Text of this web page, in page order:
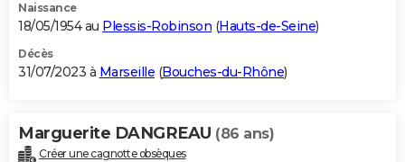
Naissance
18/05/1954 au Plessis-Robinson (Hauts-de-Seine)
Décès
31/07/2023 à Marseille (Bouches-du-Rhône)
Marguerite DANGREAU (86 ans)
Créer une cagnotte obsèques